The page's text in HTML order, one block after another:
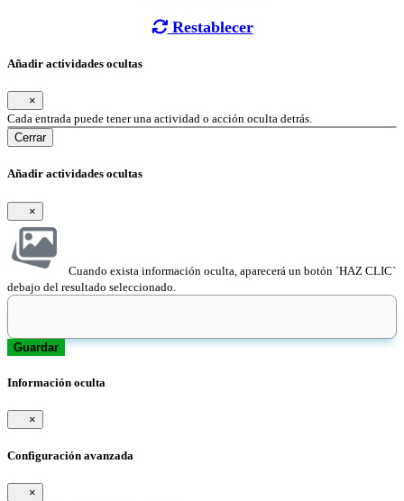
Restablecer
Añadir actividades ocultas
×
Cada entrada puede tener una actividad o acción oculta detrás.
Cerrar
Añadir actividades ocultas
×
Cuando exista información oculta, aparecerá un botón `HAZ CLIC`
debajo del resultado seleccionado.
Guardar
Información oculta
×
Configuración avanzada
×